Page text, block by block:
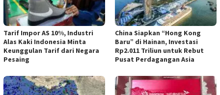
Tarif Impor AS 10%, Industri
Alas Kaki Indonesia Minta
Keunggulan Tarif dari Negara
Pesaing
China Siapkan “Hong Kong
Baru” di Hainan, Investasi
Rp2.011 Triliun untuk Rebut
Pusat Perdagangan Asia